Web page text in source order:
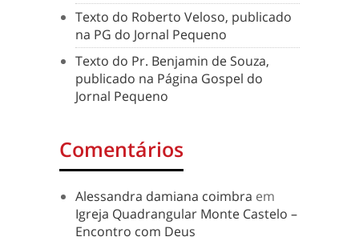
Texto do Roberto Veloso, publicado
na PG do Jornal Pequeno
Texto do Pr. Benjamin de Souza,
publicado na Página Gospel do
Jornal Pequeno
Comentários
Alessandra damiana coimbra em
Igreja Quadrangular Monte Castelo –
Encontro com Deus